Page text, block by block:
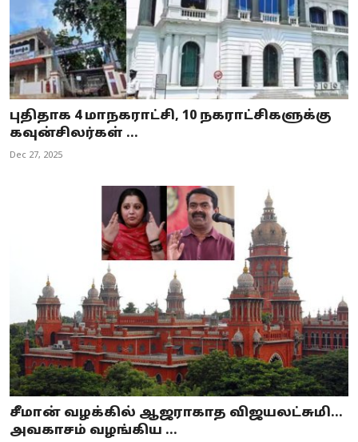
புதிதாக 4 மாநகராட்சி, 10 நகராட்சிகளுக்கு
கவுன்சிலர்கள் ...
Dec 27, 2025
சீமான் வழக்கில் ஆஜராகாத விஜயலட்சுமி...
அவகாசம் வழங்கிய ...